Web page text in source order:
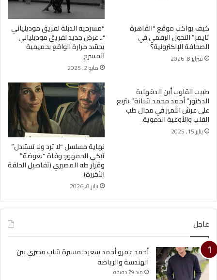
كيف يواكب موقع “القاهرة
تايمز” التحول الرقمي في
الصحافة الإلكترونية؟
فبراير 8, 2026
“مسرحية الدبلة لفريق موديلياني
“.. عرض جديد لفريق موديلياني
يجسّد مرارة الواقع بحميمية
المسرح
مايو 2, 2025
طبيب القلوب أبن الدقهلية
الدكتور” أحمد محمد شبانة” يتربع
على عرش التميز في مجال طب
القلب والأوعية الدموية.
يناير 15, 2025
نهاية مسلسل “لا ترد ولا تستبدل”
تبكي الجمهور: وفاة “بعوضة”
وقرار طه المصيري (تفاصيل الحلقة
الأخيرة)
يناير 8, 2026
عاجل
أحمد عمرو أحمد سعيد: مسيرة شاب مصري بين
الهندسة والرياضة
منذ 29 دقيقة